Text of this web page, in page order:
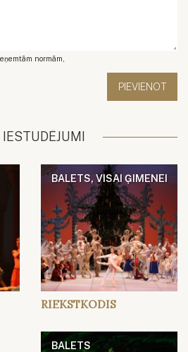
normām,
BALETS, VISAI ĢIMENEI
RIEKSTKODIS
BALETS